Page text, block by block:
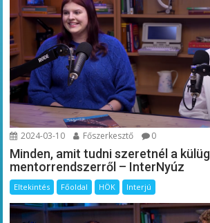
2024-03-10 Főszerkesztő 0
Minden, amit tudni szeretnél a
mentorrendszerről – InterNyúz
Eltekintés Főoldal HÖK Interjú